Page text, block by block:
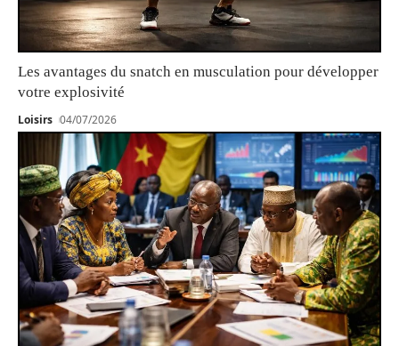
Les avantages du snatch en musculation pour développer
votre explosivité
Loisirs 04/07/2026